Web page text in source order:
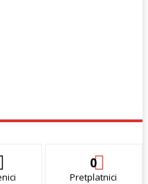
0
Pretplatnici